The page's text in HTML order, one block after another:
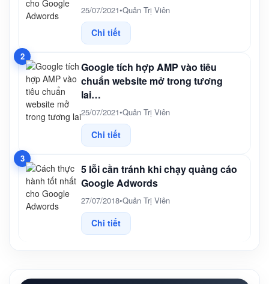
25/07/2021•Quản Trị Viên
Chi tiết
2
Google tích hợp AMP vào tiêu
chuẩn website mở trong tương
lai…
25/07/2021•Quản Trị Viên
Chi tiết
3
5 lỗi cần tránh khi chạy quảng cáo
Google Adwords
27/07/2018•Quản Trị Viên
Chi tiết